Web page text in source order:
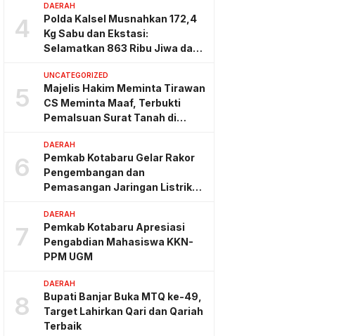
4
DAERAH
Polda Kalsel Musnahkan 172,4
Kg Sabu dan Ekstasi:
Selamatkan 863 Ribu Jiwa dan
Triliun
5
UNCATEGORIZED
Majelis Hakim Meminta Tirawan
CS Meminta Maaf, Terbukti
Pemalsuan Surat Tanah di
6
DAERAH
Pemkab Kotabaru Gelar Rakor
Pengembangan dan
Pemasangan Jaringan Listrik
7
DAERAH
Pemkab Kotabaru Apresiasi
Pengabdian Mahasiswa KKN-
PPM UGM
8
DAERAH
Bupati Banjar Buka MTQ ke-49,
Target Lahirkan Qari dan Qariah
Terbaik